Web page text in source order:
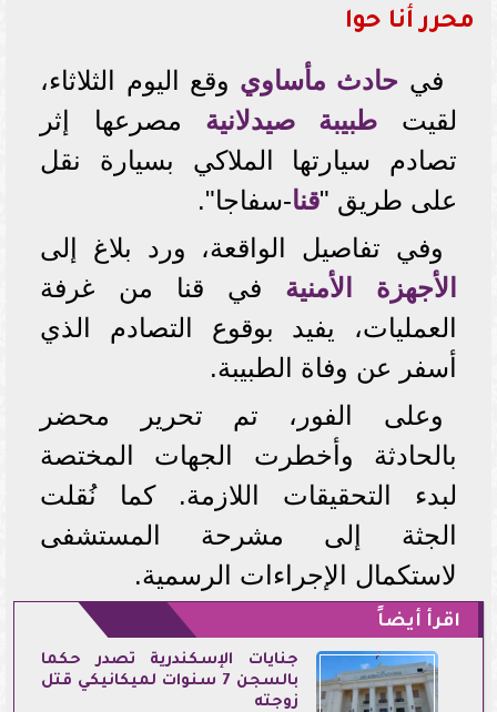
محرر أنا حوا
في حادث مأساوي وقع اليوم الثلاثاء،
لقيت طبيبة صيدلانية مصرعها إثر
تصادم سيارتها الملاكي بسيارة نقل
على طريق "قنا-سفاجا".
وفي تفاصيل الواقعة، ورد بلاغ إلى
الأجهزة الأمنية في قنا من غرفة
العمليات، يفيد بوقوع التصادم الذي
أسفر عن وفاة الطبيبة.
وعلى الفور، تم تحرير محضر
بالحادثة وأخطرت الجهات المختصة
لبدء التحقيقات اللازمة. كما نُقلت
الجثة إلى مشرحة المستشفى
لاستكمال الإجراءات الرسمية.
اقرأ أيضاً
جنايات الإسكندرية تصدر حكماً
بالسجن 7 سنوات لميكانيكي قتل
زوجته